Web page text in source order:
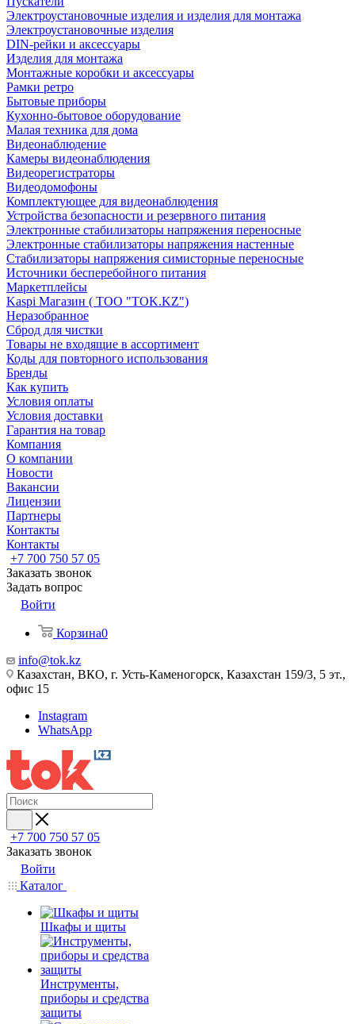
Электроустановочные изделия и изделия для монтажа
Электроустановочные изделия
DIN-рейки и аксессуары
Изделия для монтажа
Монтажные коробки и аксессуары
Рамки ретро
Бытовые приборы
Кухонно-бытовое оборудование
Малая техника для дома
Видеонаблюдение
Камеры видеонаблюдения
Видеорегистраторы
Видеодомофоны
Комплектующее для видеонаблюдения
Устройства безопасности и резервного питания
Электронные стабилизаторы напряжения переносные
Электронные стабилизаторы напряжения настенные
Стабилизаторы напряжения симисторные переносные
Источники бесперебойного питания
Маркетплейсы
Kaspi Магазин ( ТОО "TOK.KZ")
Неразобранное
Сброд для чистки
Товары не входящие в ассортимент
Коды для повторного использования
Бренды
Как купить
Условия оплаты
Условия доставки
Гарантия на товар
Компания
О компании
Новости
Вакансии
Лицензии
Партнеры
Контакты
Контакты
+7 700 750 57 05
Заказать звонок
Задать вопрос
Войти
Корзина0
info@tok.kz
Казахстан, ВКО, г. Усть-Каменогорск, Казахстан 159/3, 5 эт.,
офис 15
Instagram
WhatsApp
+7 700 750 57 05
Заказать звонок
Войти
Каталог
Шкафы и щиты
Инструменты,
приборы и средства
защиты